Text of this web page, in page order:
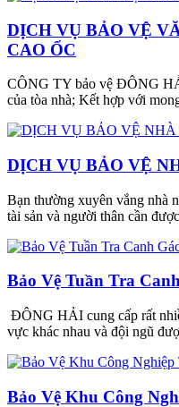
DỊCH VỤ BẢO VỆ
CAO ỐC
CÔNG TY bảo vệ ĐÔNG
của tòa nhà; Kết hợp với
DỊCH VỤ BẢO VỆ
Bạn thường xuyên vắng nhà
tài sản và người thân cần
Bảo Vệ Tuần Tra
ĐÔNG HẢI cung cấp rất
vực khác nhau và đội ngũ
Bảo Vệ Khu Công